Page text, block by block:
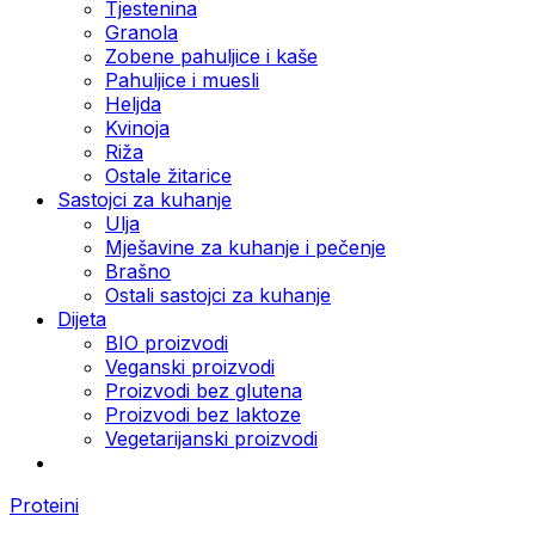
Tjestenina
Granola
Zobene pahuljice i kaše
Pahuljice i muesli
Heljda
Kvinoja
Riža
Ostale žitarice
Sastojci za kuhanje
Ulja
Mješavine za kuhanje i pečenje
Brašno
Ostali sastojci za kuhanje
Dijeta
BIO proizvodi
Veganski proizvodi
Proizvodi bez glutena
Proizvodi bez laktoze
Vegetarijanski proizvodi
Proteini